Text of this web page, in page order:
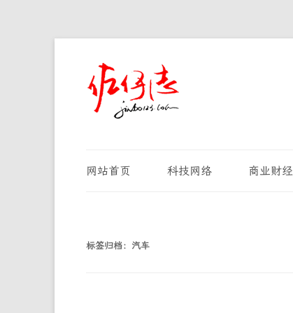
网站首页 科技网络 商业财经
标签归档： 汽车